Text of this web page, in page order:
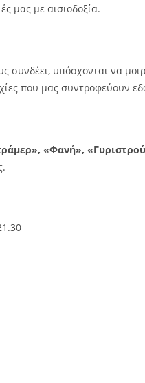
μας με αισιοδοξία.
συνδέει, υπόσχονται να
που μας συντροφεύουν
«Φανή»,